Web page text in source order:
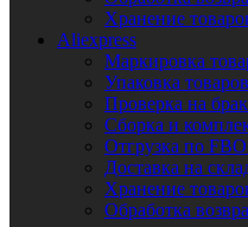
Хранение
Aliexpress
Маркировка
Упаковка
Проверка на брак
Сборка и
Отгрузка по
Доставка на
Хранение
Обработка